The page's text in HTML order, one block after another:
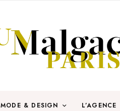
MODE & DESIGN L’AGENCE